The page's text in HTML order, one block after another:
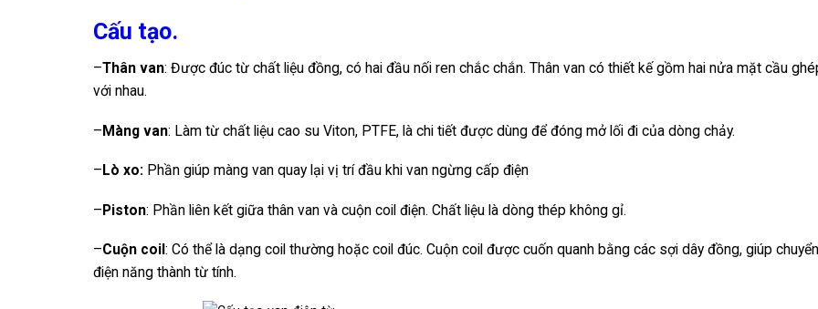
Cấu tạo.
–Thân van: Được đúc từ chất liệu đồng, có hai đầu nối ren chắc chắn. Thân van có thiết kế gồm hai nửa mặt cầu
với nhau.
–Màng van: Làm từ chất liệu cao su Viton, PTFE, là chi tiết được dùng để đóng mở lối đi của dòng chảy.
– Lò xo: Phần giúp màng van quay lại vị trí đầu khi van ngừng cấp điện
–Piston: Phần liên kết giữa thân van và cuộn coil điện. Chất liệu là dòng thép không gỉ.
–Cuộn coil : Có thể là dạng coil thường hoặc coil đúc. Cuộn coil được cuốn quanh bằng các sợi dây đồng, giúp
điện năng thành từ tính.